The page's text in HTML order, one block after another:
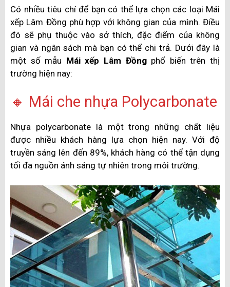
Có nhiều tiêu chí để bạn có thể lựa chọn các loại Mái
xếp Lâm Đồng phù hợp với không gian của mình. Điều
đó sẽ phụ thuộc vào sở thích, đặc điểm của không
gian và ngân sách mà bạn có thể chi trả. Dưới đây là
một số mẫu Mái xếp Lâm Đồng phổ biến trên thị
trường hiện nay:
🔸 Mái che nhựa Polycarbonate
Nhựa polycarbonate là một trong những chất liệu
được nhiều khách hàng lựa chọn hiện nay. Với độ
truyền sáng lên đến 89%, khách hàng có thể tận dụng
tối đa nguồn ánh sáng tự nhiên trong môi trường.